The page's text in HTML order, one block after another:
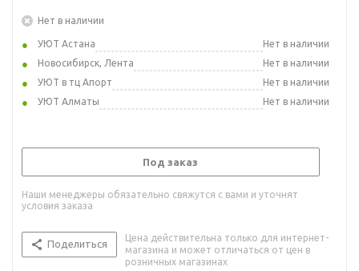
Нет в наличии
УЮТ Астана
Нет в наличии
Новосибирск, Лента
Нет в наличии
УЮТ в тц Апорт
Нет в наличии
УЮТ Алматы
Нет в наличии
Под заказ
Наши менеджеры обязательно свяжутся с вами и уточнят
условия заказа
Поделиться
Цена действительна только для интернет-
магазина и может отличаться от цен в
розничных магазинах